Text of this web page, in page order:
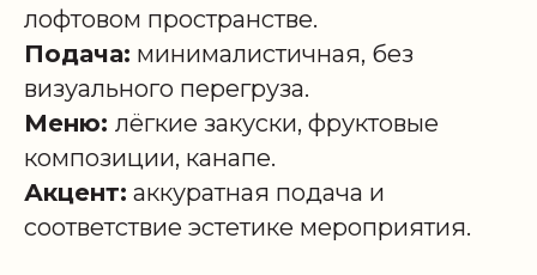
лофтовом пространстве.
Подача: минималистичная, без
визуального перегруза.
Меню: лёгкие закуски, фруктовые
композиции, канапе.
Акцент: аккуратная подача и
соответствие эстетике мероприятия.